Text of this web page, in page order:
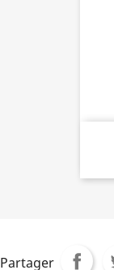
Partager